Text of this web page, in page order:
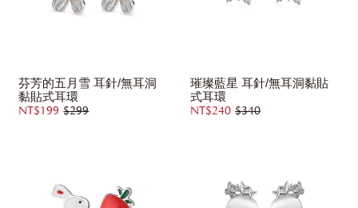
芬芳的五月雪 耳針/無耳洞
黏貼式耳環
NT$199 $299
璀璨藍星 耳針/無耳洞黏貼
式耳環
NT$240 $340